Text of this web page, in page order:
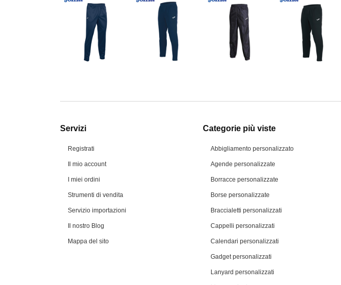
Servizi
Registrati
Il mio account
I miei ordini
Strumenti di vendita
Servizio importazioni
Il nostro Blog
Mappa del sito
Categorie più viste
Abbigliamento personalizzato
Agende personalizzate
Borracce personalizzate
Borse personalizzate
Braccialetti personalizzati
Cappelli personalizzati
Calendari personalizzati
Gadget personalizzati
Lanyard personalizzati